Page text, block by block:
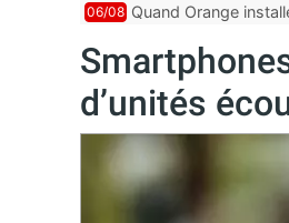
06/08 Quand Orange
d’unités